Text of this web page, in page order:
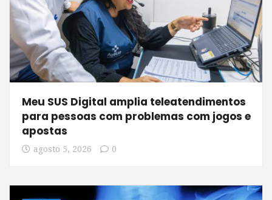
Meu SUS Digital amplia teleatendimentos
para pessoas com problemas com jogos e
apostas
agosto 5, 2026 0